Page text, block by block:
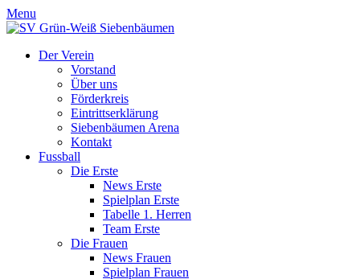
Menu
Der Verein
Vorstand
Über uns
Förderkreis
Eintrittserklärung
Siebenbäumen Arena
Kontakt
Fussball
Die Erste
News Erste
Spielplan Erste
Tabelle 1. Herren
Team Erste
Die Frauen
News Frauen
Spielplan Frauen